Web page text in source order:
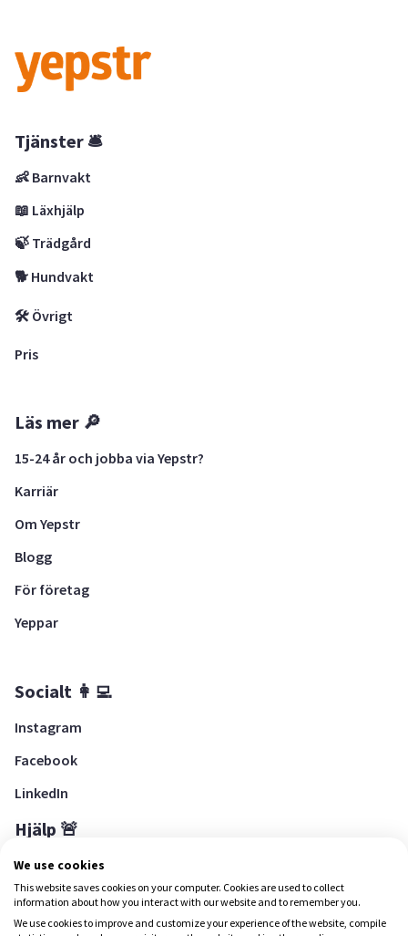
Tjänster 🛎
👶 Barnvakt
📖 Läxhjälp
🍃 Trädgård
🐕 Hundvakt
🛠 Övrigt
Pris
Läs mer 🔎
15-24 år och jobba via Yepstr?
Karriär
Om Yepstr
Blogg
För företag
Yeppar
Socialt 👩‍💻
Instagram
Facebook
LinkedIn
Hjälp 🚨
Hjälpcenter
We use cookies
This website saves cookies on your computer. Cookies are used to collect
information about how you interact with our website and to remember you.
We use cookies to improve and customize your experience of the website, compile